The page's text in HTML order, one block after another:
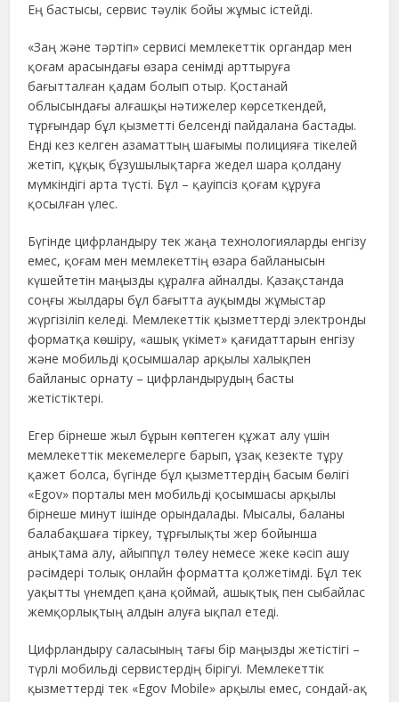
Ең бастысы, сервис тәулік бойы жұмыс істейді.
«Заң және тәртіп» сервисі мемлекеттік органдар мен
қоғам арасындағы өзара сенімді арттыруға
бағытталған қадам болып отыр. Қостанай
облысындағы алғашқы нәтижелер көрсеткендей,
тұрғындар бұл қызметті белсенді пайдалана бастады.
Енді кез келген азаматтың шағымы полицияға тікелей
жетіп, құқық бұзушылықтарға жедел шара қолдану
мүмкіндігі арта түсті. Бұл – қауіпсіз қоғам құруға
қосылған үлес.
Бүгінде цифрландыру тек жаңа технологияларды енгізу
емес, қоғам мен мемлекеттің өзара байланысын
күшейтетін маңызды құралға айналды. Қазақстанда
соңғы жылдары бұл бағытта ауқымды жұмыстар
жүргізіліп келеді. Мемлекеттік қызметтерді электронды
форматқа көшіру, «ашық үкімет» қағидаттарын енгізу
және мобильді қосымшалар арқылы халықпен
байланыс орнату – цифрландырудың басты
жетістіктері.
Егер бірнеше жыл бұрын көптеген құжат алу үшін
мемлекеттік мекемелерге барып, ұзақ кезекте тұру
қажет болса, бүгінде бұл қызметтердің басым бөлігі
«Egov» порталы мен мобильді қосымшасы арқылы
бірнеше минут ішінде орындалады. Мысалы, баланы
балабақшаға тіркеу, тұрғылықты жер бойынша
анықтама алу, айыппұл төлеу немесе жеке кәсіп ашу
рәсімдері толық онлайн форматта қолжетімді. Бұл тек
уақытты үнемдеп қана қоймай, ашықтық пен сыбайлас
жемқорлықтың алдын алуға ықпал етеді.
Цифрландыру саласының тағы бір маңызды жетістігі –
түрлі мобильді сервистердің бірігуі. Мемлекеттік
қызметтерді тек «Egov Mobile» арқылы емес, сондай-ақ